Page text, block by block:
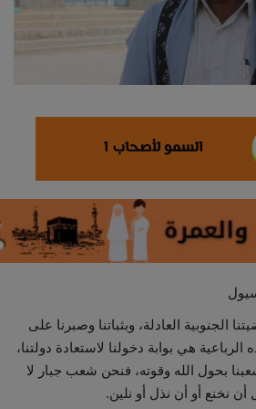
العادلة، وبثباتنا وصبرنا على
هي بوابة دخولنا لاستعادة دولتنا،
الله وقوته، فنحن شعب جبار لا
أو أن نذل أو نلين.